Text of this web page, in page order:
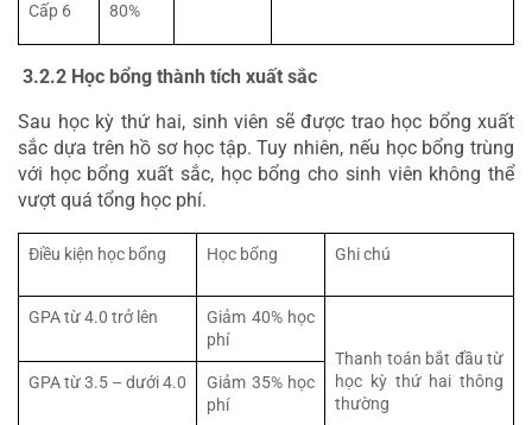
Cấp 6 80%
3.2.2 Học bổng thành tích xuất sắc
Sau học kỳ thứ hai, sinh viên sẽ được trao học bổng xuất
sắc dựa trên hồ sơ học tập. Tuy nhiên, nếu học bổng trùng
với học bổng xuất sắc, học bổng cho sinh viên không thể
vượt quá tổng học phí.
Điều kiện học bổng Học bổng Ghi chú
GPA từ 4.0 trở lên
Giảm 40% học
phí
Thanh toán bắt đầu từ
học kỳ thứ hai thông
thường
GPA từ 3.5 – dưới 4.0
Giảm 35% học
phí